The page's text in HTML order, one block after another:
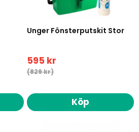
Unger Fönsterputskit Stor
595 kr
(829 kr)
Köp